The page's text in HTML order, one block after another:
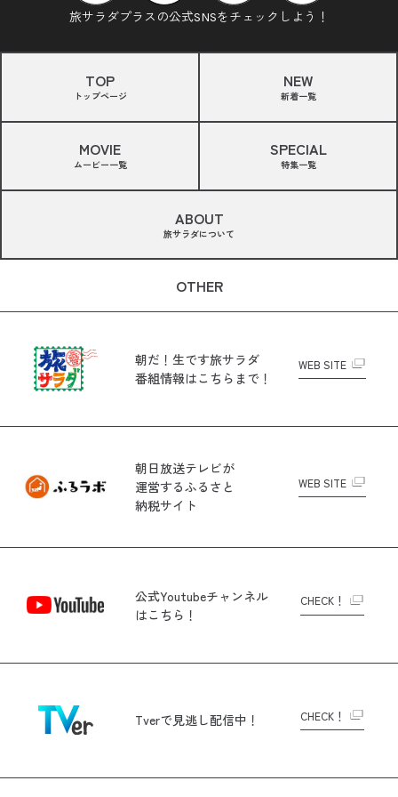
旅サラダプラスの公式SNSをチェックしよう！
TOP
トップページ
NEW
新着一覧
MOVIE
ムービー一覧
SPECIAL
特集一覧
ABOUT
旅サラダについて
OTHER
朝だ！生です旅サラダ
番組情報はこちらまで！
WEB SITE
朝日放送テレビが
運営するふるさと
納税サイト
WEB SITE
公式Youtubeチャンネル
はこちら！
CHECK！
Tverで見逃し配信中！ CHECK！